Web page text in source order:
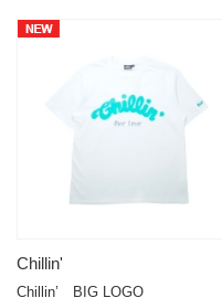
Chillin'
Chillin’ BIG LOGO